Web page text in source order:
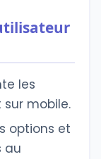
les
mobile.
options et
au